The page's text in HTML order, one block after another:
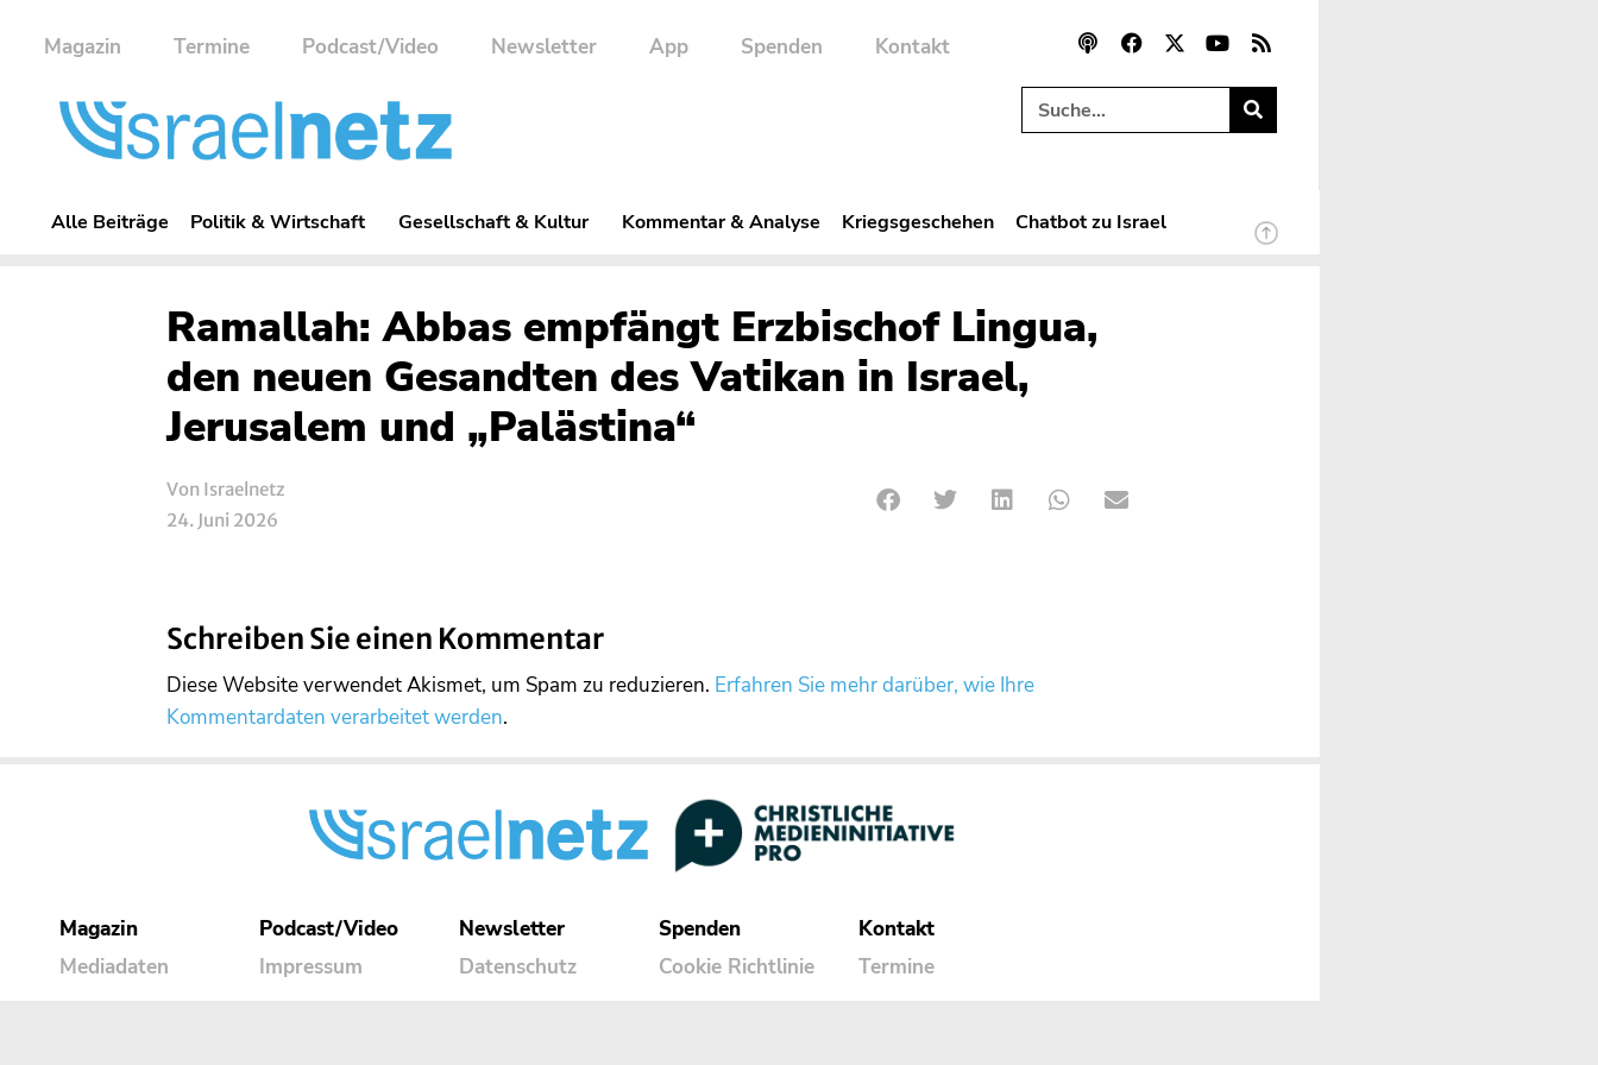
Magazin Termine Podcast/Video Newsletter App Spenden Kontakt
Alle Beiträge Politik & Wirtschaft Gesellschaft & Kultur Kommentar & Analyse Kriegsgeschehen Chatbot zu Israel
Ramallah: Abbas empfängt Erzbischof Lingua,
den neuen Gesandten des Vatikan in Israel,
Jerusalem und „Palästina“
Von Israelnetz
24. Juni 2026
Schreiben Sie einen Kommentar
Diese Website verwendet Akismet, um Spam zu reduzieren. Erfahren Sie mehr darüber, wie Ihre
Kommentardaten verarbeitet werden.
Magazin
Mediadaten
Podcast/Video
Impressum
Newsletter
Datenschutz
Spenden
Cookie Richtlinie
Kontakt
Termine